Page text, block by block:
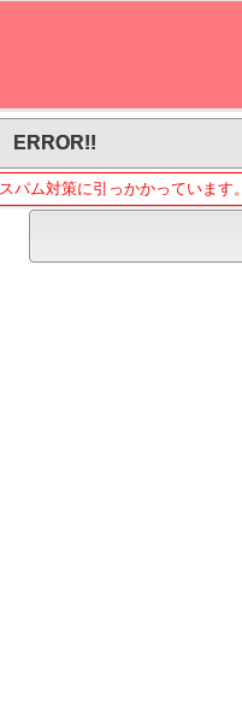
ERROR!!
スパム対策に引っかかっています。